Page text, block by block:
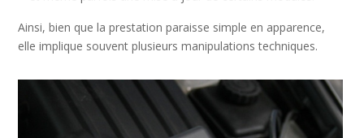
Ainsi, bien que la prestation paraisse simple en apparence,
elle implique souvent plusieurs manipulations techniques.